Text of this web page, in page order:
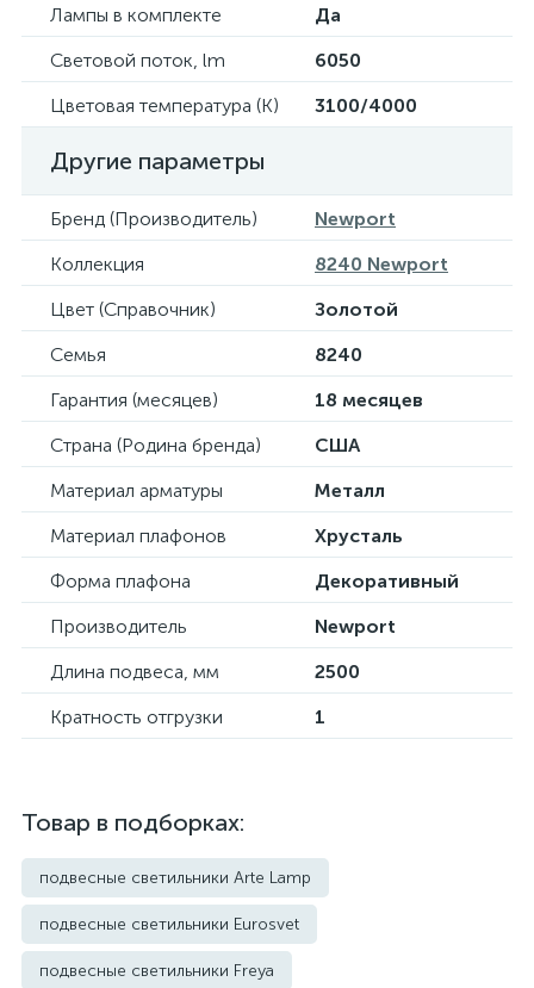
Лампы в комплекте
Да
Световой поток, lm
6050
Цветовая температура (К)
3100/4000
Другие параметры
Бренд (Производитель)
Newport
Коллекция
8240 Newport
Цвет (Справочник)
Золотой
Семья
8240
Гарантия (месяцев)
18 месяцев
Страна (Родина бренда)
США
Материал арматуры
Металл
Материал плафонов
Хрусталь
Форма плафона
Декоративный
Производитель
Newport
Длина подвеса, мм
2500
Кратность отгрузки
1
Товар в подборках:
подвесные светильники Arte Lamp
подвесные светильники Eurosvet
подвесные светильники Freya